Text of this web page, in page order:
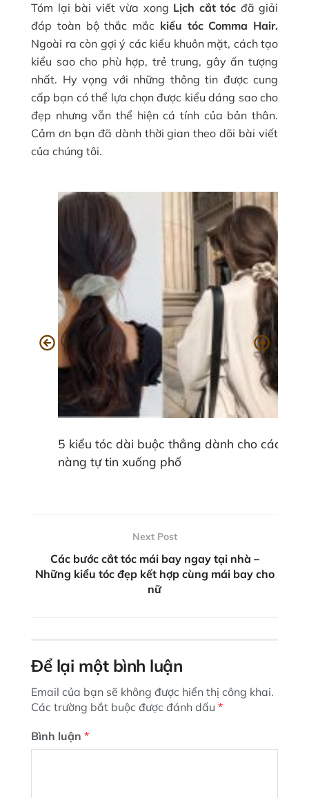
Tóm lại bài viết vừa xong Lịch cắt tóc đã giải
đáp toàn bộ thắc mắc kiểu tóc Comma Hair.
Ngoài ra còn gợi ý các kiểu khuôn mặt, cách tạo
kiểu sao cho phù hợp, trẻ trung, gây ấn tượng
nhất. Hy vọng với những thông tin được cung
cấp bạn có thể lựa chọn được kiểu dáng sao cho
đẹp nhưng vẫn thể hiện cá tính của bản thân.
Cảm ơn bạn đã dành thời gian theo dõi bài viết
của chúng tôi.
5 kiểu tóc dài buộc thẳng dành cho các
nàng tự tin xuống phố
Next Post
Các bước cắt tóc mái bay ngay tại nhà –
Những kiểu tóc đẹp kết hợp cùng mái bay cho
nữ
Để lại một bình luận
Email của bạn sẽ không được hiển thị công khai.
Các trường bắt buộc được đánh dấu *
Bình luận *